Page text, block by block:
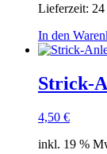
Lieferzeit: 24
In den
Strick-
4,50 €
inkl. 19 %